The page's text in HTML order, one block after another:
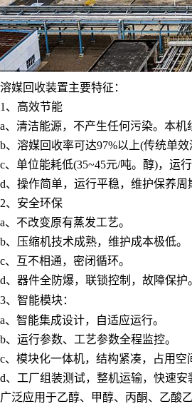
溶媒回收装置主要特征：
1、高效节能
a、清洁能源，不产生任何污染。本
b、溶媒回收率可达97%以上(传统单效
c、单位能耗低(35~45元/吨。醇)，运
d、操作简单，运行平稳，维护保养周
2、安全环保
a、不改变原有蒸发工艺。
b、压缩机技术成熟，维护成本极低。
c、互不相通，密闭循环。
d、器件全防爆，联锁控制，故障保护
3、智能模块：
a、智能集成设计，自适应运行。
b、运行参数、工艺参数全程监控。
c、模块化一体机，结构紧凑，占用空
d、工厂组装测试，整机运输，快速安
广泛应用于乙醇、甲醇、丙酮、乙酸